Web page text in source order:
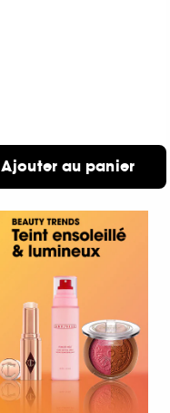
Ajouter au panier